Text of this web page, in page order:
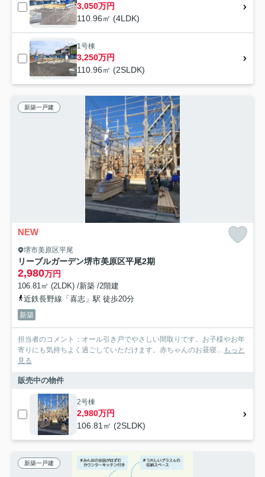
3,050万円
110.96㎡ (4LDK)
1号棟
3,250万円
110.96㎡ (2SLDK)
新築一戸建
NEW
堺市美原区平尾
リーブルガーデン堺市美原区平尾2期
2,980万円
106.81㎡ (2LDK) /新築 /2階建
近鉄長野線「喜志」駅 徒歩20分
新築
担当者のコメント：オール引き戸でやさしい間取りです。お子様やお年
寄りにも気持ちよく過ごしていただけます。赤ちゃんのお昼寝... もっと
見る
販売中の物件
2号棟
2,980万円
106.81㎡ (2SLDK)
新築一戸建